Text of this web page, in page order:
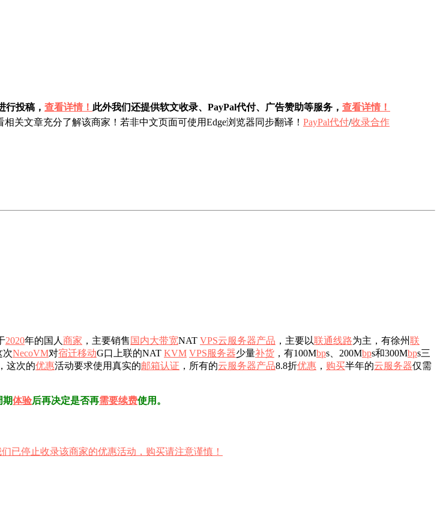
行投稿， 查看详情！ 此外我们还提供软文收录、PayPal代付、广告赞助等服务， 查看详情！
关文章充分了解该商家！若非中文页面可使用Edge浏览器同步翻译！ PayPal代付/收录合作
2020年的国人 商家 ，主要销售 国内大带宽NAT VPS云服务器产品 ，主要以联通线路为主，有徐州联
次NecoVM对宿迁移动G口上联的NAT KVM VPS服务器少量补货 ，有100Mbps、200Mbps和300Mbps三
这次的优惠活动要求使用真实的邮箱认证 ，所有的云服务器产品8.8折优惠 ， 购买半年的云服务器仅需
期体验后再决定是否再需要续费使用。
已停止收录该商家的优惠活动，购买请注意谨慎！